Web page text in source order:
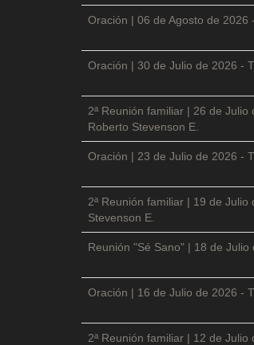
Oración | 06 de Agosto de 2026
Oración | 30 de Julio de 2026 -
2ª Reunión familiar | 26 de
Roberto Stevenson E.
Oración | 23 de Julio de 2026 -
2ª Reunión familiar | 19 de
Stevenson E.
Reunión "Sé Sano" | 18 de
Oración | 16 de Julio de 2026 -
2ª Reunión familiar | 12 de